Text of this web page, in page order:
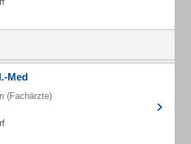
Med
(Fachärzte)